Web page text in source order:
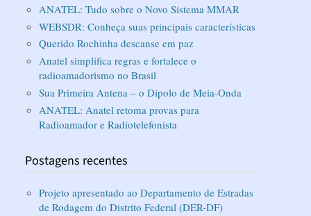
ANATEL: Tudo sobre o Novo Sistema MMAR
WEBSDR: Conheça suas principais características
Querido Rochinha descanse em paz
Anatel simplifica regras e fortalece o
radioamadorismo no Brasil
Sua Primeira Antena – o Dipolo de Meia-Onda
ANATEL: Anatel retoma provas para
Radioamador e Radiotelefonista
Postagens recentes
Projeto apresentado ao Departamento de Estradas
de Rodagem do Distrito Federal (DER-DF)